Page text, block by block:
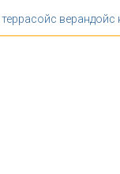
террасойс верандойс